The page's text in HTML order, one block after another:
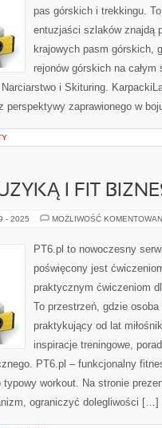
pas górskich i trekkingu.
entuzjaści szlaków znajdą
krajowych pasm górskich,
rejonów górskich na
i Skituring.
perspektywy zaprawionego w
I FIT
- 2025 MOŻLIWOŚĆ
PT6.pl to nowoczesny
poświęcony jest
praktycznym ćwiczeniom
To przestrzeń, gdzie
praktykujący od lat
inspiracje treningowe,
PT6.pl – funkcjonalny
workout. Na stronie
ograniczyć dolegliwości […]